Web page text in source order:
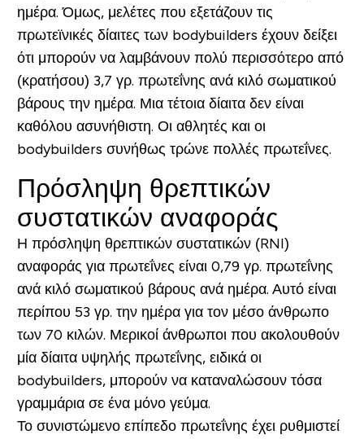
ημέρα. Όμως, μελέτες που εξετάζουν τις
πρωτεϊνικές δίαιτες των bodybuilders έχουν δείξει
ότι μπορούν να λαμβάνουν πολύ περισσότερο ​​από
(κρατήσου) 3,7 γρ. πρωτεΐνης ανά κιλό σωματικού
βάρους την ημέρα. Μια τέτοια δίαιτα δεν είναι
καθόλου ασυνήθιστη. Οι αθλητές και οι
bodybuilders συνήθως τρώνε πολλές πρωτεΐνες.
Πρόσληψη θρεπτικών
συστατικών αναφοράς
Η πρόσληψη θρεπτικών συστατικών (RNI)
αναφοράς για πρωτεΐνες είναι 0,79 γρ. πρωτεΐνης
ανά κιλό σωματικού βάρους ανά ημέρα. Αυτό είναι
περίπου 53 γρ. την ημέρα για τον μέσο άνθρωπο
των 70 κιλών. Μερικοί άνθρωποι που ακολουθούν
μία δίαιτα υψηλής πρωτεΐνης, ειδικά οι
bodybuilders, μπορούν να καταναλώσουν τόσα
γραμμάρια σε ένα μόνο γεύμα.
Το συνιστώμενο επίπεδο πρωτεΐνης έχει ρυθμιστεί